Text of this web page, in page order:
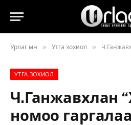
Урлаг.мн » Утга зохиол »
УТГА ЗОХИОЛ
Ч.Ганжавхлан
номоо гаргалаа